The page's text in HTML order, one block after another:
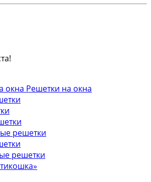
Решетки на окна
решетки
решетки